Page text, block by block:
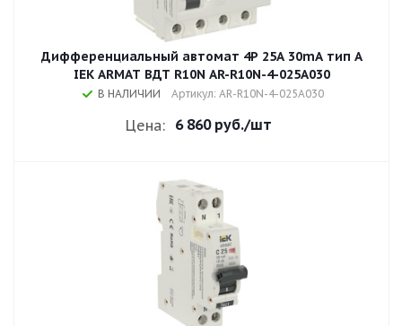
Дифференциальный автомат 4P 25А 30mA тип A
IEK ARMAT ВДТ R10N AR-R10N-4-025A030
В НАЛИЧИИ Артикул: AR-R10N-4-025A030
Цена: 6 860 руб./шт